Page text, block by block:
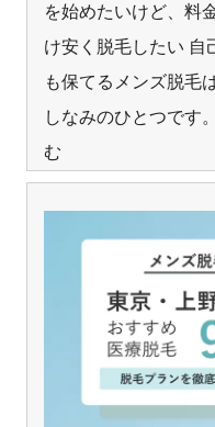
を始めたいけど、料
け安く脱毛したい 自
も保てるメンズ脱毛
しなみのひとつです
む